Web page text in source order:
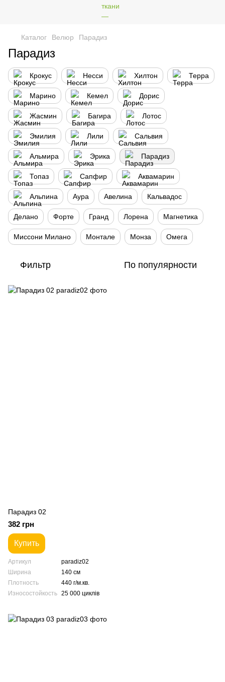
Каталог Велюр Парадиз
Парадиз
Крокус Несси Хилтон Терра
Марино Кемел Дорис
Жасмин Багира Лотос
Эмилия Лили Сальвия
Альмира Эрика Парадиз
Топаз Сапфир Аквамарин
Альпина Аура Авелина Кальвадос
Делано Форте Гранд Лорена Магнетика
Миссони Милано Монтале Монза Омега
Фильтр По популярности
Парадиз 02
382 грн
Купить
Артикул
paradiz02
Ширина
140 см
Плотность
440 г/м.кв.
Износостойкость 25 000 циклів